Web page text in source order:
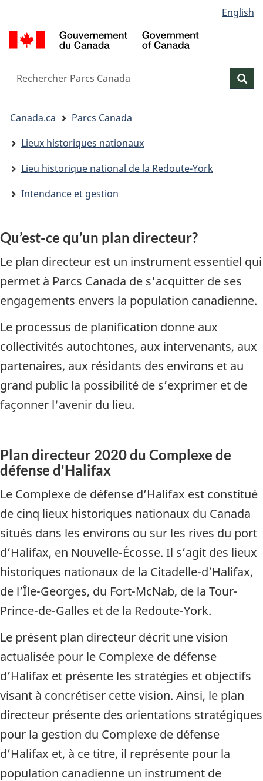
au
contenu
« Au
du
la
HTML
de
la
langue
English
Reserche
êtes
ici&nbsp;:
Canada.ca
Parcs Canada
Lieux historiques nationaux
Lieu historique national de la Redoute-York
Intendance et gestion
Qu’est-ce qu’un plan directeur?
Le plan directeur est un instrument essentiel qui
permet à Parcs Canada de s'acquitter de ses
engagements envers la population canadienne.
Le processus de planification donne aux
collectivités autochtones, aux intervenants, aux
partenaires, aux résidants des environs et au
grand public la possibilité de s’exprimer et de
façonner l'avenir du lieu.
Plan directeur 2020 du Complexe de
défense d'Halifax
Le Complexe de défense d’Halifax est constitué
de cinq lieux historiques nationaux du Canada
situés dans les environs ou sur les rives du port
d’Halifax, en Nouvelle-Écosse. Il s’agit des lieux
historiques nationaux de la Citadelle-d’Halifax,
de l’Île-Georges, du Fort-McNab, de la Tour-
Prince-de-Galles et de la Redoute-York.
Le présent plan directeur décrit une vision
actualisée pour le Complexe de défense
d’Halifax et présente les stratégies et objectifs
visant à concrétiser cette vision. Ainsi, le plan
directeur présente des orientations stratégiques
pour la gestion du Complexe de défense
d’Halifax et, à ce titre, il représente pour la
population canadienne un instrument de